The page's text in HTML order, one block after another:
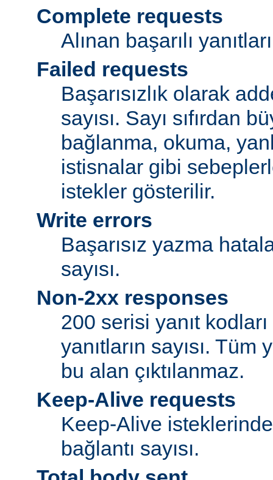
Complete requests
Alınan başarılı
Failed requests
Başarısızlık olarak
sayısı. Sayı sıfırdan
bağlanma, okuma,
istisnalar gibi
istekler gösterilir.
Write errors
Başarısız yazma
sayısı.
Non-2xx responses
200 serisi yanıt
yanıtların sayısı. Tüm
bu alan çıktılanmaz.
Keep-Alive requests
Keep-Alive
bağlantı sayısı.